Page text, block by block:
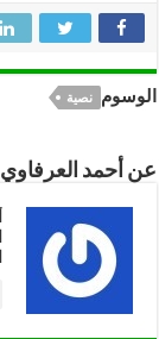
الوسوم نصية
عن أحمد العرفاوي